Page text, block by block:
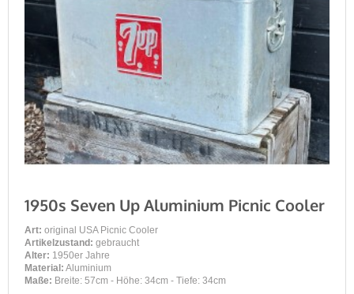
1950s Seven Up Aluminium Picnic Cooler
Art: original USA Picnic Cooler
Artikelzustand: gebraucht
Alter: 1950er Jahre
Material: Aluminium
Maße: Breite: 57cm - Höhe: 34cm - Tiefe: 34cm